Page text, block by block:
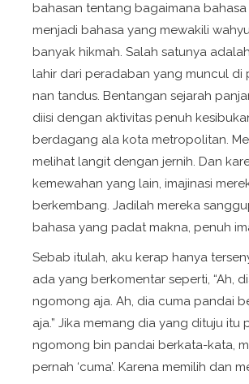
bahasan tentang bagaimana
menjadi bahasa yang mewakili
banyak hikmah. Salah satunya
lahir dari peradaban yang muncul di
nan tandus. Bentangan sejarah
diisi dengan aktivitas penuh
berdagang ala kota metropolitan.
melihat langit dengan jernih. Dan
kemewahan yang lain, imajinasi
berkembang. Jadilah mereka
bahasa yang padat makna, penuh
Sebab itulah, aku kerap hanya
ada yang berkomentar seperti, “Ah,
ngomong aja. Ah, dia cuma pandai
aja.” Jika memang dia yang dituju itu
ngomong bin pandai berkata-kata,
pernah ‘cuma’. Karena memilih dan